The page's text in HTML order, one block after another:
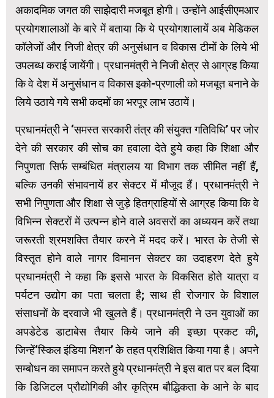
अकादमिक जगत की साझेदारी मजबूत होगी। उन्होंने आईसीएमआर
प्रयोगशालाओं के बारे में बताया कि ये प्रयोगशालायें अब मेडिकल
कॉलेजों और निजी क्षेत्र की अनुसंधान व विकास टीमों के लिये भी
उपलब्ध कराई जायेंगी। प्रधानमंत्री ने निजी क्षेत्र से आग्रह किया
कि वे देश में अनुसंधान व विकास इको-प्रणाली को मजबूत बनाने के
लिये उठाये गये सभी कदमों का भरपूर लाभ उठायें।
प्रधानमंत्री ने ‘समस्त सरकारी तंत्र की संयुक्त गतिविधि’ पर जोर
देने की सरकार की सोच का हवाला देते हुये कहा कि शिक्षा और
निपुणता सिर्फ सम्बंधित मंत्रालय या विभाग तक सीमित नहीं हैं,
बल्कि उनकी संभावनायें हर सेक्टर में मौजूद हैं। प्रधानमंत्री ने
सभी निपुणता और शिक्षा से जुड़े हितग्राहियों से आग्रह किया कि वे
विभिन्न सेक्टरों में उत्पन्न होने वाले अवसरों का अध्ययन करें तथा
जरूरती श्रमशक्ति तैयार करने में मदद करें। भारत के तेजी से
विस्तृत होने वाले नागर विमानन सेक्टर का उदाहरण देते हुये
प्रधानमंत्री ने कहा कि इससे भारत के विकसित होते यात्रा व
पर्यटन उद्योग का पता चलता है; साथ ही रोजगार के विशाल
संसाधनों के दरवाजे भी खुलते हैं। प्रधानमंत्री ने उन युवाओं का
अपडेटेड डाटाबेस तैयार किये जाने की इच्छा प्रकट की,
जिन्हें‘स्किल इंडिया मिशन’ के तहत प्रशिक्षित किया गया है। अपने
सम्बोधन का समापन करते हुये प्रधानमंत्री ने इस बात पर बल दिया
कि डिजिटल प्रौद्योगिकी और कृत्रिम बौद्धिकता के आने के बाद